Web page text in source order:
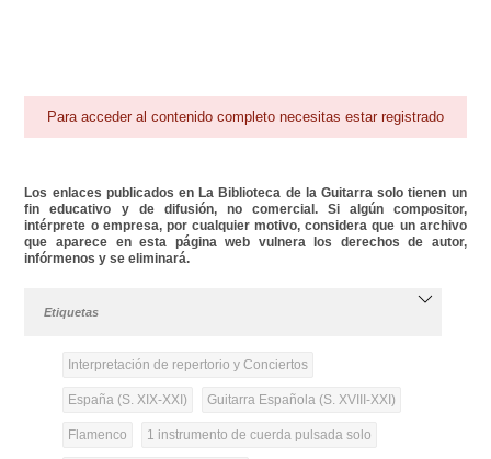
Para acceder al contenido completo necesitas estar registrado
Los enlaces publicados en La Biblioteca de la Guitarra solo tienen un
fin educativo y de difusión, no comercial. Si algún compositor,
intérprete o empresa, por cualquier motivo, considera que un archivo
que aparece en esta página web vulnera los derechos de autor,
infórmenos y se eliminará.
Etiquetas
Interpretación de repertorio y Conciertos
España (S. XIX-XXI) Guitarra Española (S. XVIII-XXI)
Flamenco 1 instrumento de cuerda pulsada solo